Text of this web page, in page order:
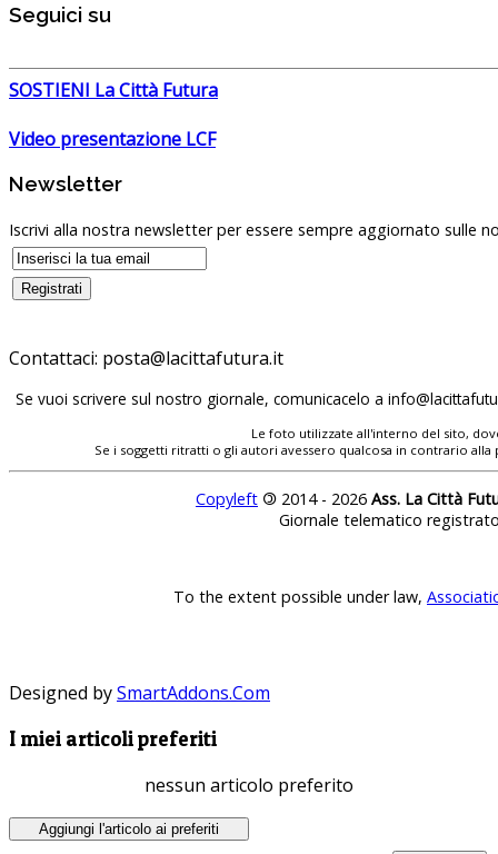
Seguici su
SOSTIENI La Città Futura
Video presentazione LCF
Newsletter
Iscrivi alla nostra newsletter per essere sempre aggiornato sulle
Contattaci: posta@lacittafutura.it
Se vuoi scrivere sul nostro giornale, comunicacelo a
Le foto utilizzate all'interno del sito,
Se i soggetti ritratti o gli autori avessero qualcosa in contrario
Copyleft © 2014 - 2026 Ass. La Città
Giornale telematico
To the extent possible under law,
Designed bySmartAddons.Com
I miei articoli preferiti
nessun articolo preferito